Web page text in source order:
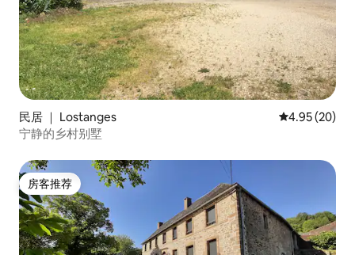
民居 ｜ Lostanges 平均评分
4.95 (20)
宁静的乡村别墅
房客推荐
房客推荐